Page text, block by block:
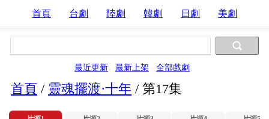
首頁 台劇 陸劇 韓劇 日劇 美劇
最近更新 最新上架 全部戲劇
首頁 / 靈魂擺渡·十年 / 第17集